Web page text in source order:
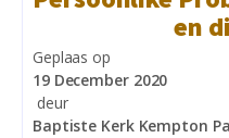
en
Geplaas op
19 December 2020
deur
Baptiste Kerk Kempton